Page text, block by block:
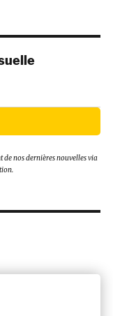
de nos dernières nouvelles via